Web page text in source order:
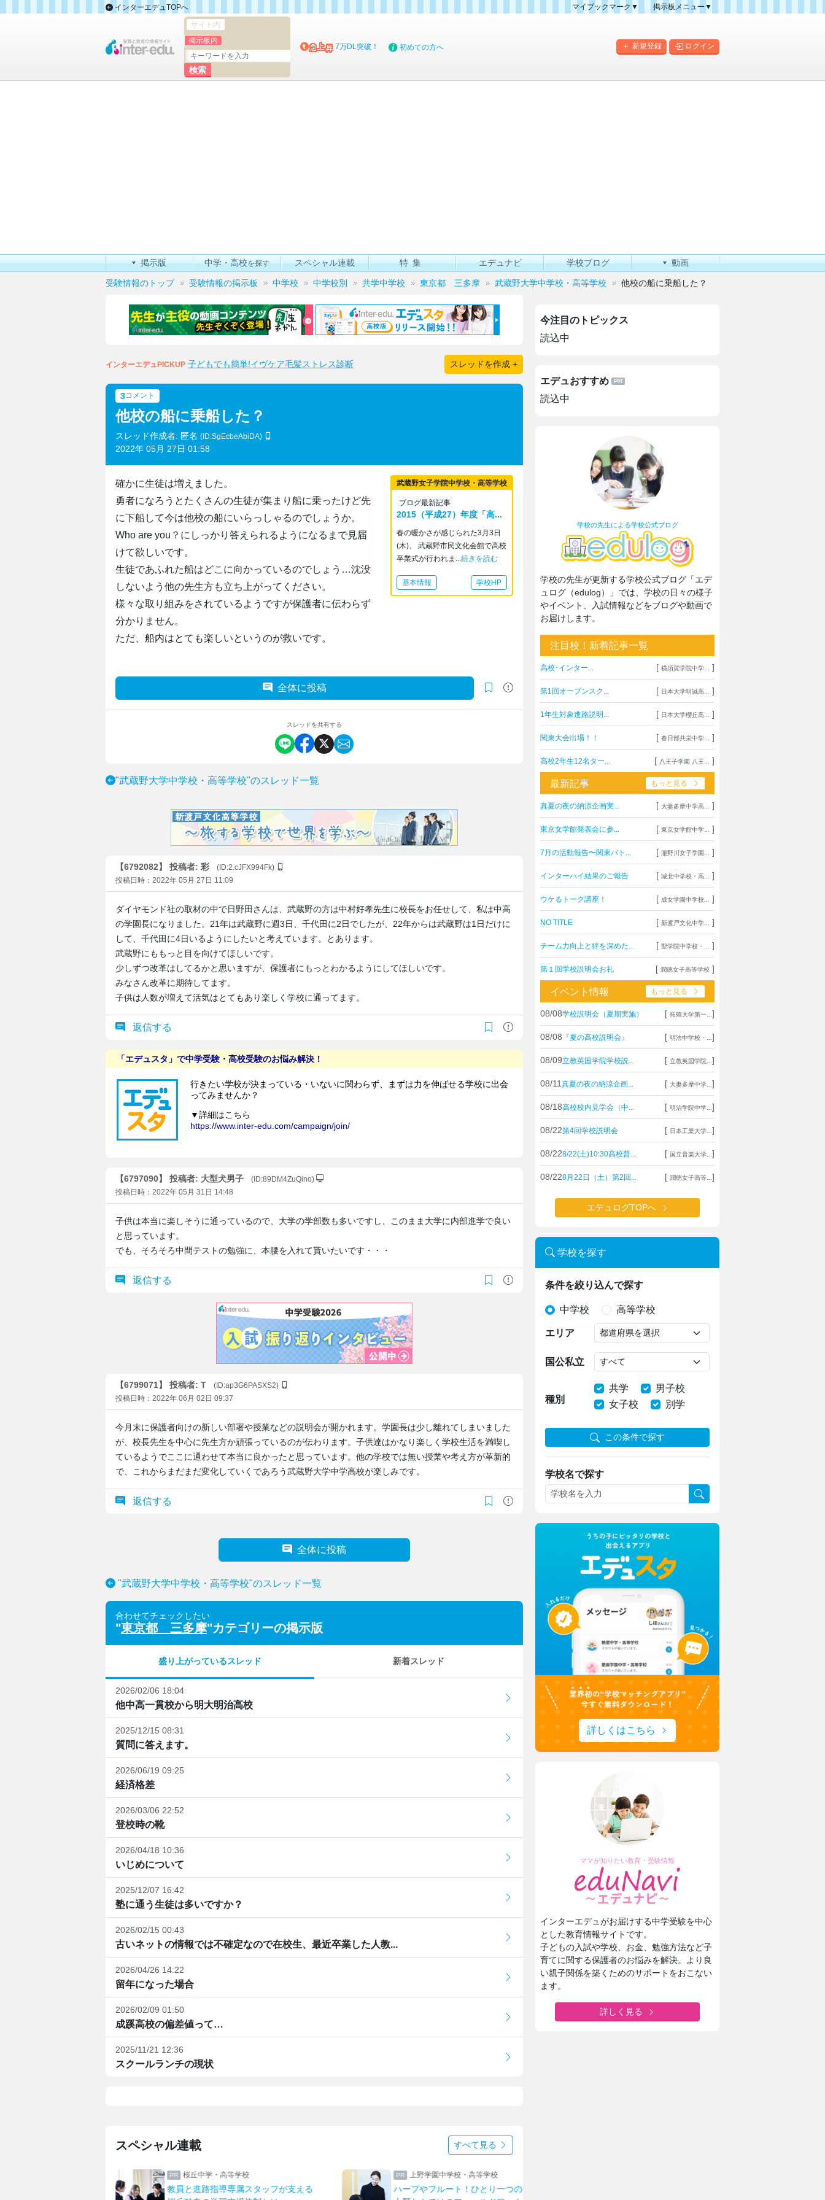
インターエデュTOPへ
マイブックマーク▼
掲示板メニュー▼
掲示板マップ
新規登録 ログイン
サイト内
掲示板内
7万DL突破！ 初めての方へ
掲示版 中学・高校を探す スペシャル連載 特集 エデュナビ 学校ブログ 動画
受験情報のトップ 受験情報の掲示板 中学校 中学校別 共学中学校 東京都 三多摩 武蔵野大学中学校・高等学校 他校の船に乗船した？
インターエデュPICKUP 子どもでも簡単!イヴケア毛髪ストレス診断 スレッドを作成 +
3コメント
他校の船に乗船した？
スレッド作成者: 匿名 (ID:SgEcbeAbiDA)
2022年 05月 27日 01:58
武蔵野女子学院中学校・高等学校
ブログ最新記事
2015（平成27）年度「高...
春の暖かさが感じられた3月3日
(木)、 武蔵野市民文化会館で高校
卒業式が行われま...続きを読む
基本情報 学校HP
確かに生徒は増えました。
勇者になろうとたくさんの生徒が集まり船に乗ったけど先
に下船して今は他校の船にいらっしゃるのでしょうか。
Who are you？にしっかり答えられるようになるまで見届
けて欲しいです。
生徒であふれた船はどこに向かっているのでしょう…沈没
しないよう他の先生方も立ち上がってください。
様々な取り組みをされているようですが保護者に伝わらず
分かりません。
ただ、船内はとても楽しいというのが救いです。
全体に投稿
スレッドを共有する
"武蔵野大学中学校・高等学校"のスレッド一覧
【6792082】 投稿者: 彩
(ID:2.cJFX994Fk)
投稿日時：2022年 05月 27日 11:09
ダイヤモンド社の取材の中で日野田さんは、武蔵野の方は中村好孝先生に校長をお任せして、私は中高
の学園長になりました。21年は武蔵野に週3日、千代田に2日でしたが、22年からは武蔵野は1日だけに
して、千代田に4日いるようにしたいと考えています。とあります。
武蔵野にももっと目を向けてほしいです。
少しずつ改革はしてるかと思いますが、保護者にもっとわかるようにしてほしいです。
みなさん改革に期待してます。
子供は人数が増えて活気はとてもあり楽しく学校に通ってます。
返信する
【6797090】 投稿者: 大型犬男子
(ID:89DM4ZuQino)
投稿日時：2022年 05月 31日 14:48
子供は本当に楽しそうに通っているので、大学の学部数も多いですし、このまま大学に内部進学で良い
と思っています。
でも、そろそろ中間テストの勉強に、本腰を入れて貰いたいです・・・
返信する
【6799071】 投稿者: T
(ID:ap3G6PASXS2)
投稿日時：2022年 06月 02日 09:37
今月末に保護者向けの新しい部署や授業などの説明会が開かれます。学園長は少し離れてしまいました
が、校長先生を中心に先生方か頑張っているのが伝わります。子供達はかなり楽しく学校生活を満喫し
ているようでここに通わせて本当に良かったと思っています。他の学校では無い授業や考え方が革新的
で、これからまだまだ変化していくであろう武蔵野大学中学高校が楽しみです。
返信する
全体に投稿
"武蔵野大学中学校・高等学校"のスレッド一覧
合わせてチェックしたい
"東京都 三多摩"カテゴリーの掲示版
盛り上がっているスレッド 新着スレッド
2026/02/06 18:04
他中高一貫校から明大明治高校
2025/12/15 08:31
質問に答えます。
2026/06/19 09:25
経済格差
2026/03/06 22:52
登校時の靴
2026/04/18 10:36
いじめについて
2025/12/07 16:42
塾に通う生徒は多いですか？
2026/02/15 00:43
古いネットの情報では不確定なので在校生、最近卒業した人教...
2026/04/26 14:22
留年になった場合
2026/02/09 01:50
成蹊高校の偏差値って…
2025/11/21 12:36
スクールランチの現状
スペシャル連載 すべて見る
桜丘中学・高等学校
教員と進路指導専属スタッフが支える
上野学園中学校・高等学校
ハープやフルート！ひとり一つの楽器
今注目のトピックス
読込中
エデュおすすめ
読込中
学校の先生による学校公式ブログ
学校の先生が更新する学校公式ブログ「エデ
ュログ（edulog）」では、学校の日々の様子
やイベント、入試情報などをブログや動画で
お届けします。
注目校！新着記事一覧
高校･インター... [ 横須賀学院中学... ]
第1回オープンスク... [ 日本大学明誠高... ]
1年生対象進路説明... [ 日本大学櫻丘高... ]
関東大会出場！！ [ 春日部共栄中学... ]
高校2年生12名ター... [ 八王子学園 八王... ]
最新記事 もっと見る
真夏の夜の納涼企画実... [ 大妻多摩中学高... ]
東京女学館発表会に参... [ 東京女学館中学... ]
7月の活動報告〜関東バト... [ 瀧野川女子学園... ]
インターハイ結果のご報告 [ 城北中学校・高... ]
ウケるトーク講座！ [ 成女学園中学校... ]
NO TITLE [ 新渡戸文化中学... ]
チーム力向上と絆を深めた... [ 聖学院中学校・... ]
第１回学校説明会お礼 [ 潤徳女子高等学校 ]
イベント情報 もっと見る
08/08学校説明会（夏期実施） [ 拓殖大学第一... ]
08/08 『夏の高校説明会』 [ 明法中学校・... ]
08/09立教英国学院学校説... [ 立教英国学院... ]
08/11 真夏の夜の納涼企画... [ 大妻多摩中学... ]
08/18高校校内見学会（中... [ 明治学院中学... ]
08/22第4回学校説明会 [ 日本工業大学... ]
08/228/22(土)10:30高校普... [ 国立音楽大学... ]
08/228月22日（土）第2回... [ 潤徳女子高等... ]
エデュログTOPへ
学校を探す
条件を絞り込んで探す
中学校 高等学校
エリア
国公私立
種別
共学
男子校
女子校
別学
この条件で探す
学校名で探す
詳しくはこちら
ママが知りたい教育・受験情報
インターエデュがお届けする中学受験を中心
とした教育情報サイトです。
子どもの入試や学校、お金、勉強方法など子
育てに関する保護者のお悩みを解決。より良
い親子関係を築くためのサポートをおこない
ます。
詳しく見る